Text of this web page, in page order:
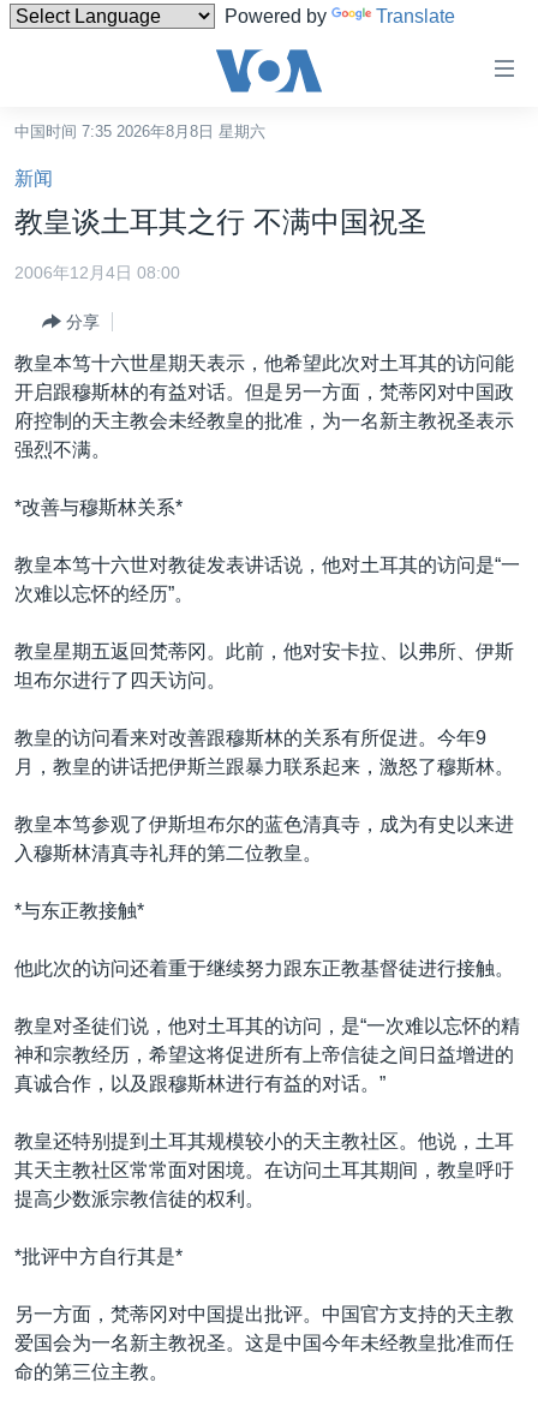
Powered by Translate
碍
链
接
跳
转
容
跳
转
到
航
转
到
索
港澳
国际
最新国际新闻
印太
中东
非洲
全球议题
分类新闻
经济·金融·贸易
人权·法律·宗教
军事
环境
美中关系
热点专题
国会报道
美国建国250周年
美国之音专访
台海两岸关系
关注新疆
GEN Z 看美国
VOA今日焦点
其他语言网站
中国时间 7:35 2026年8月8日 星期六
新闻
教皇谈土耳其之行 不满中国祝圣
2006年12月4日 08:00
分享
教皇本笃十六世星期天表示，他希望此次对土耳其的访问能
开启跟穆斯林的有益对话。但是另一方面，梵蒂冈对中国政
府控制的天主教会未经教皇的批准，为一名新主教祝圣表示
强烈不满。
*改善与穆斯林关系*
教皇本笃十六世对教徒发表讲话说，他对土耳其的访问是“一
次难以忘怀的经历”。
教皇星期五返回梵蒂冈。此前，他对安卡拉、以弗所、伊斯
坦布尔进行了四天访问。
教皇的访问看来对改善跟穆斯林的关系有所促进。今年9
月，教皇的讲话把伊斯兰跟暴力联系起来，激怒了穆斯林。
教皇本笃参观了伊斯坦布尔的蓝色清真寺，成为有史以来进
入穆斯林清真寺礼拜的第二位教皇。
*与东正教接触*
他此次的访问还着重于继续努力跟东正教基督徒进行接触。
教皇对圣徒们说，他对土耳其的访问，是“一次难以忘怀的精
神和宗教经历，希望这将促进所有上帝信徒之间日益增进的
真诚合作，以及跟穆斯林进行有益的对话。”
教皇还特别提到土耳其规模较小的天主教社区。他说，土耳
其天主教社区常常面对困境。在访问土耳其期间，教皇呼吁
提高少数派宗教信徒的权利。
*批评中方自行其是*
另一方面，梵蒂冈对中国提出批评。中国官方支持的天主教
爱国会为一名新主教祝圣。这是中国今年未经教皇批准而任
命的第三位主教。